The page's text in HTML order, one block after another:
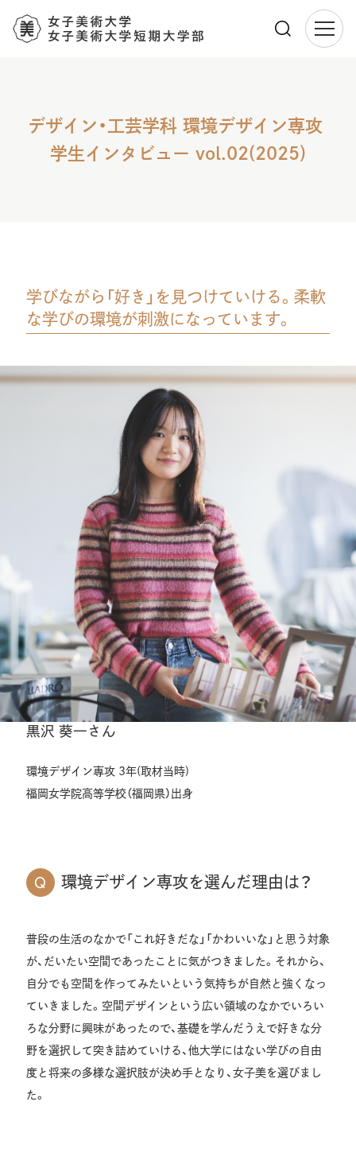
デザイン・工芸学科 環境デザイン専攻
学生インタビュー vol.02(2025)
学びながら「好き」を見つけていける。柔軟
な学びの環境が刺激になっています。
黒沢 葵一さん
環境デザイン専攻 3年(取材当時)
福岡女学院高等学校（福岡県）出身
環境デザイン専攻を選んだ理由は？
普段の生活のなかで「これ好きだな」「かわいいな」と思う対象
が、だいたい空間であったことに気がつきました。それから、
自分でも空間を作ってみたいという気持ちが自然と強くなっ
ていきました。空間デザインという広い領域のなかでいろい
ろな分野に興味があったので、基礎を学んだうえで好きな分
野を選択して突き詰めていける、他大学にはない学びの自由
度と将来の多様な選択肢が決め手となり、女子美を選びまし
た。